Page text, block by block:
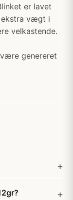
er lavet
ekstra vægt i
velkastende.
genereret